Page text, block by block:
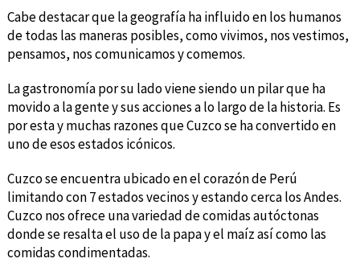
Cabe destacar que la geografía ha influido en los humanos
de todas las maneras posibles, como vivimos, nos vestimos,
pensamos, nos comunicamos y comemos.
La gastronomía por su lado viene siendo un pilar que ha
movido a la gente y sus acciones a lo largo de la historia. Es
por esta y muchas razones que Cuzco se ha convertido en
uno de esos estados icónicos.
Cuzco se encuentra ubicado en el corazón de Perú
limitando con 7 estados vecinos y estando cerca los Andes.
Cuzco nos ofrece una variedad de comidas autóctonas
donde se resalta el uso de la papa y el maíz así como las
comidas condimentadas.